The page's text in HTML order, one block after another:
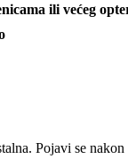
ili većeg
Pojavi se